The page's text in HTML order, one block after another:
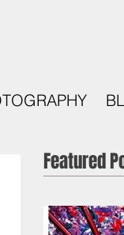
Featured